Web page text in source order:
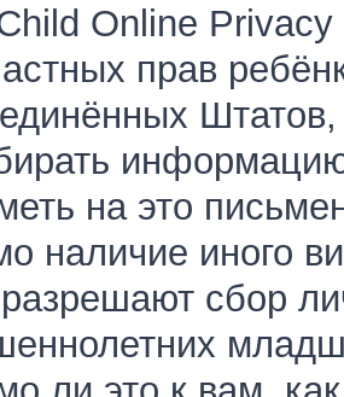
Online
прав
на это
наличие иного
сбор